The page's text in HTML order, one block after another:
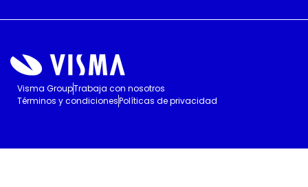
Visma GroupTrabaja con nosotros
Términos y condicionesPolíticas de privacidad